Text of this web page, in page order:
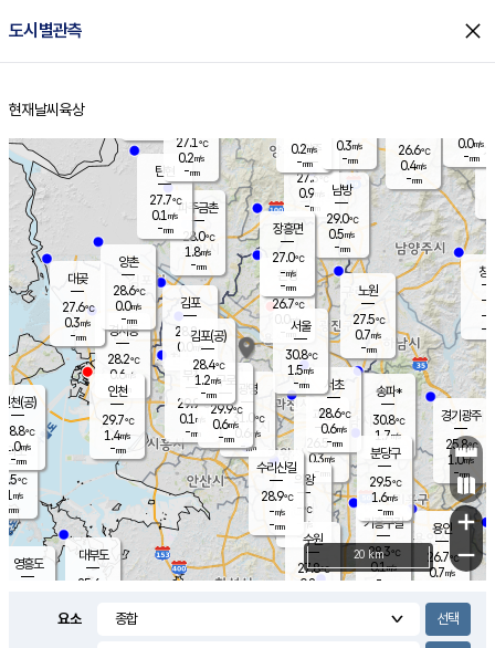
도시별관측 close
홈
현재날씨 육상
의도
℃
m/s
mm
영흥도
양주
27.3℃
0.9
-mm
과천
26.5℃
0.3m/s
- mm
용인
26.7℃
0.7m/s
경기광주
25.8℃
1.0m/s
-mm
대부도
25.6
경서동
28.2℃
0.6 m/s
-mm
파주금촌
28.0℃
1.8m/s
-mm
26.6℃
0.4m/s
-mm
대곶
27.6℃
0.3m/s
-mm
창
-
-m/
-
탄현
27.7℃
0.1 m/s
-mm
0.0m/s
-mm
의왕
- ℃
m/s
mm
김포
28.8℃
0.0 m/s
mm
광명
31.0
℃
0.6 m/s
-mm
부천
29.9℃
0.1 m/s
-mm
양촌
28.6℃
0.0m/s
-mm
구로
29.9℃
0.6m/s
-mm
은평
26.7℃
0.0 m/s
- mm
노원
27.5℃
0.7m/s
-mm
송파*
30.8℃
1.7m/s
-mm
서초
28.6℃
0.6m/s
-mm
남방
29.0℃
0.5m/s
-mm
기흥구갈
28.3℃
0.1m/s
-
수리산길
28.9℃
-m/s
-mm
분당구
29.5℃
1.6m/s
-mm
장흥면
27.0℃
-m/s
-mm
0.2m/s
-mm
인천(공)
28.8℃
1.0m/s
-mm
김포(공)
28.4℃
1.2m/s
-mm
수원
27.8℃
0.8 m/s
인천
29.7℃
1.4m/s
-mm
서울
30.8℃
1.5m/s
-mm
27.1℃
0.2m/s
-mm
0.3m/s
-mm
+
−
20 km
요소